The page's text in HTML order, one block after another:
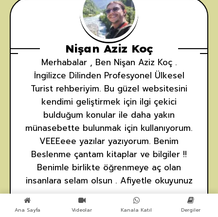
Nişan Aziz Koç
Merhabalar , Ben Nişan Aziz Koç .
İngilizce Dilinden Profesyonel Ülkesel
Turist rehberiyim. Bu güzel websitesini
kendimi geliştirmek için ilgi çekici
bulduğum konular ile daha yakın
münasebette bulunmak için kullanıyorum.
VEEEeee yazılar yazıyorum. Benim
Beslenme çantam kitaplar ve bilgiler !!
Benimle birlikte öğrenmeye aç olan
insanlara selam olsun . Afiyetle okuyunuz
Ana Sayfa Videolar Kanala Katıl Dergiler